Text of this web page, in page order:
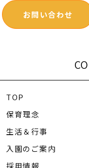
お問い合わせ
TOP
保育理念
生活＆行事
入園のご案内